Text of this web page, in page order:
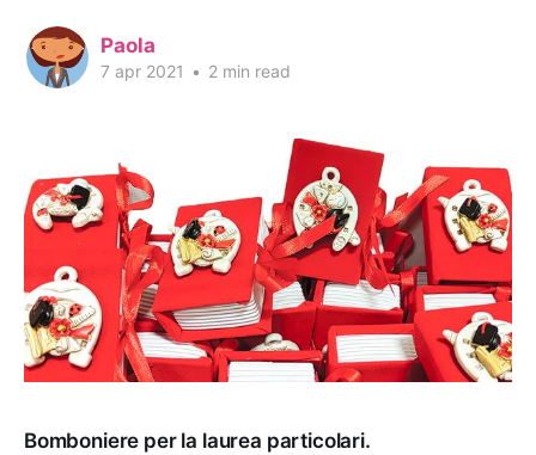
Paola
7 apr 2021 • 2 min read
Bomboniere per la laurea particolari.